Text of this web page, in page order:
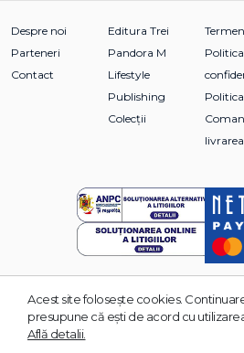
Despre noi
Parteneri
Contact
Editura Trei
Pandora M
Lifestyle
Publishing
Colecții
livrarea
© 2026 Grupul Editorial TREI.
Acest site foloseşte cookies.
presupune că eşti de acord cu
Află detalii.